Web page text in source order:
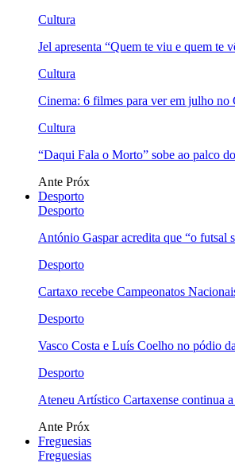
Cultura
Jel apresenta “Quem te viu e quem te
Cultura
Cinema: 6 filmes para ver em julho no
Cultura
“Daqui Fala o Morto” sobe ao palco
Ante Próx
Desporto
Desporto
António Gaspar acredita que “o futsal
Desporto
Cartaxo recebe Campeonatos
Desporto
Vasco Costa e Luís Coelho no pódio
Desporto
Ateneu Artístico Cartaxense continua
Ante Próx
Freguesias
Freguesias